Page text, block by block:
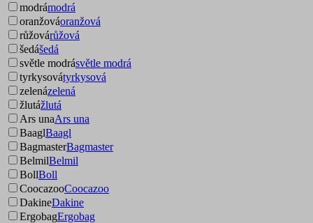
modrámodrá
oranžováoranžová
růžovárůžová
šedášedá
světle modrásvětle modrá
tyrkysovátyrkysová
zelenázelená
žlutážlutá
Ars unaArs una
BaaglBaagl
BagmasterBagmaster
BelmilBelmil
BollBoll
CoocazooCoocazoo
DakineDakine
ErgobagErgobag